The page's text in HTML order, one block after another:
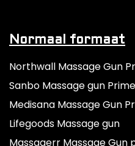
Normaal formaat
Northwall Massage Gun
Sanbo Massage gun Prime
Medisana Massage Gun
Lifegoods Massage gun
Massagerr Massage Gun